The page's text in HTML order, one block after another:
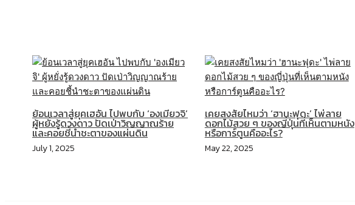
ย้อนเวลาสู่ยุคเฮอัน ไปพบกับ ‘องเมียวจิ’
ผู้หยั่งรู้ดวงดาว ปัดเป่าวิญญาณร้าย
และคอยชี้นำชะตาของแผ่นดิน
July 1, 2025
เคยสงสัยไหมว่า ‘ฮานะฟุดะ’ ไพ่ลาย
ดอกไม้สวย ๆ ของญี่ปุ่นที่เห็นตามหนัง
หรือการ์ตูนคืออะไร?
May 22, 2025